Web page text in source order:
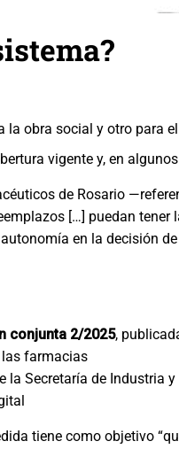
la obra social y otro para
vigente y, en
de Rosario
[…] puedan tener
en la decisión
conjunta 2/2025,
las farmacias
la Secretaría de Industria
tiene como objetivo